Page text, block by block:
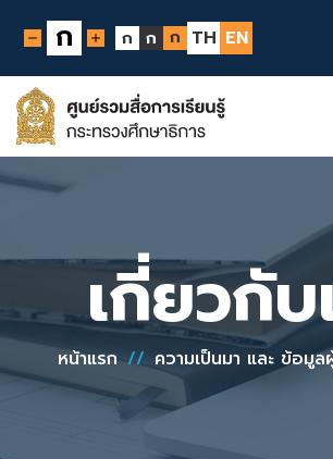
ก ก ก ก TH EN
เกี่ยวกับ
หน้าแรก // ความเป็นมา และ ข้อมู